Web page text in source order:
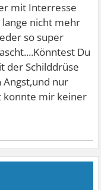
mit Interresse
nicht mehr
so super
Du
der Schilddrüse
Angst,und nur
konnte mir keiner